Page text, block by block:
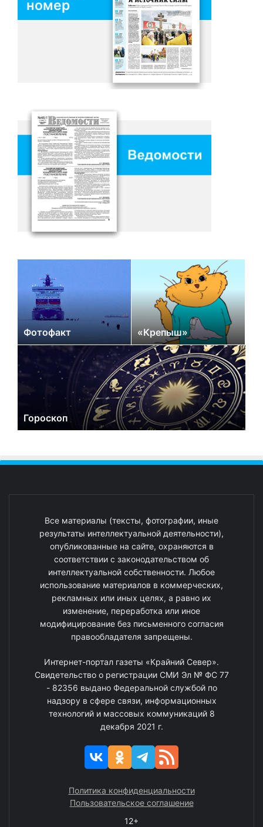
номер
Фотофакт «Крепыш»
Гороскоп
Все материалы (тексты, фотографии, иные
результаты интеллектуальной деятельности),
опубликованные на сайте, охраняются в
соответствии с законодательством об
интеллектуальной собственности. Любое
использование материалов в коммерческих,
рекламных или иных целях, а равно их
изменение, переработка или иное
модифицирование без письменного согласия
правообладателя запрещены.
Интернет-портал газеты «Крайний Север».
Свидетельство о регистрации СМИ Эл № ФС 77
- 82356 выдано Федеральной службой по
надзору в сфере связи, информационных
технологий и массовых коммуникаций 8
декабря 2021 г.
Политика конфиденциальности
Пользовательское соглашение
12+